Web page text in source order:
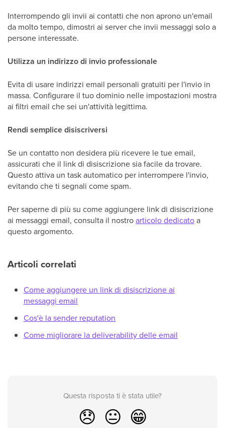
Interrompendo gli invii ai contatti che non aprono un'email
da molto tempo, dimostri ai server che invii messaggi solo a
persone interessate.
Utilizza un indirizzo di invio professionale
Evita di usare indirizzi email personali gratuiti per l'invio in
massa. Configurare il tuo dominio nelle impostazioni mostra
ai filtri email che sei un'attività legittima.
Rendi semplice disiscriversi
Se un contatto non desidera più ricevere le tue email,
assicurati che il link di disiscrizione sia facile da trovare.
Questo attiva un task automatico per interrompere l'invio,
evitando che ti segnali come spam.
Per saperne di più su come aggiungere link di disiscrizione
ai messaggi email, consulta il nostroarticolo dedicatoa
questo argomento.
Articoli correlati
Come aggiungere un link di disiscrizione ai
messaggi email
Cos'è la sender reputation
Come migliorare la deliverability delle email
Questa risposta ti è stata utile?
😞 😐 😁